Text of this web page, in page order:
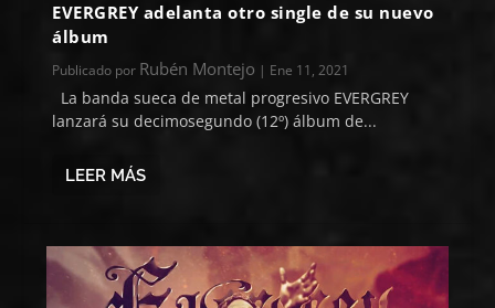
EVERGREY adelanta otro single de su nuevo
álbum
Publicado por Rubén Montejo | Ene 11, 2021
La banda sueca de metal progresivo EVERGREY
lanzará su decimosegundo (12º) álbum de...
LEER MÁS